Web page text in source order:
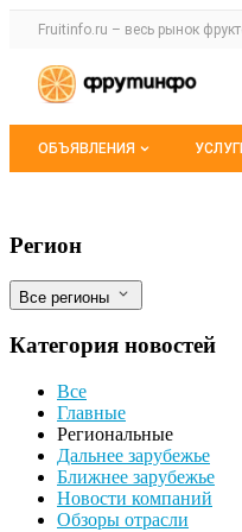
Раздел
Fruitinfo.ru – весь рынок
Авторизация и меню
Навигация по
ОБЪЯВЛЕНИЯ
Мои объявления
Экспорт
Фильтры
Регион
Все регионы
Категория новостей
Все
Главные
Региональные
Дальнее зарубежье
Ближнее зарубежье
Новости компаний
Обзоры отрасли